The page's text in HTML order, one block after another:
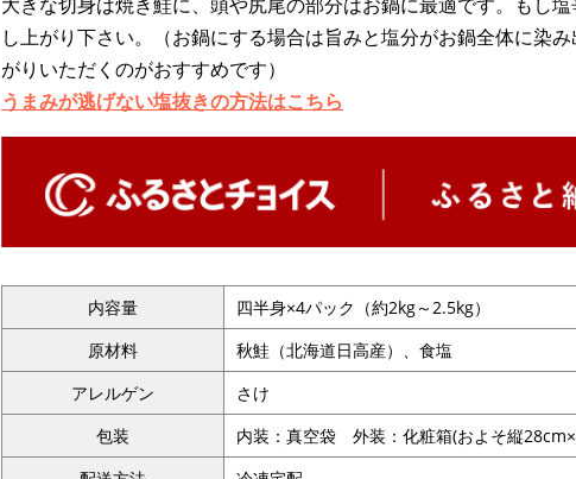
し上がり下さい。（お鍋にする場合は旨みと塩分がお鍋全体に染
がりいただくのがおすすめです）
うまみが逃げない塩抜きの方法はこちら
内容量
四半身×4パック（約2kg～2.5kg）
原材料
秋鮭（北海道日高産）、食塩
アレルゲン
さけ
包装
内装：真空袋 外装：化粧箱(およそ縦